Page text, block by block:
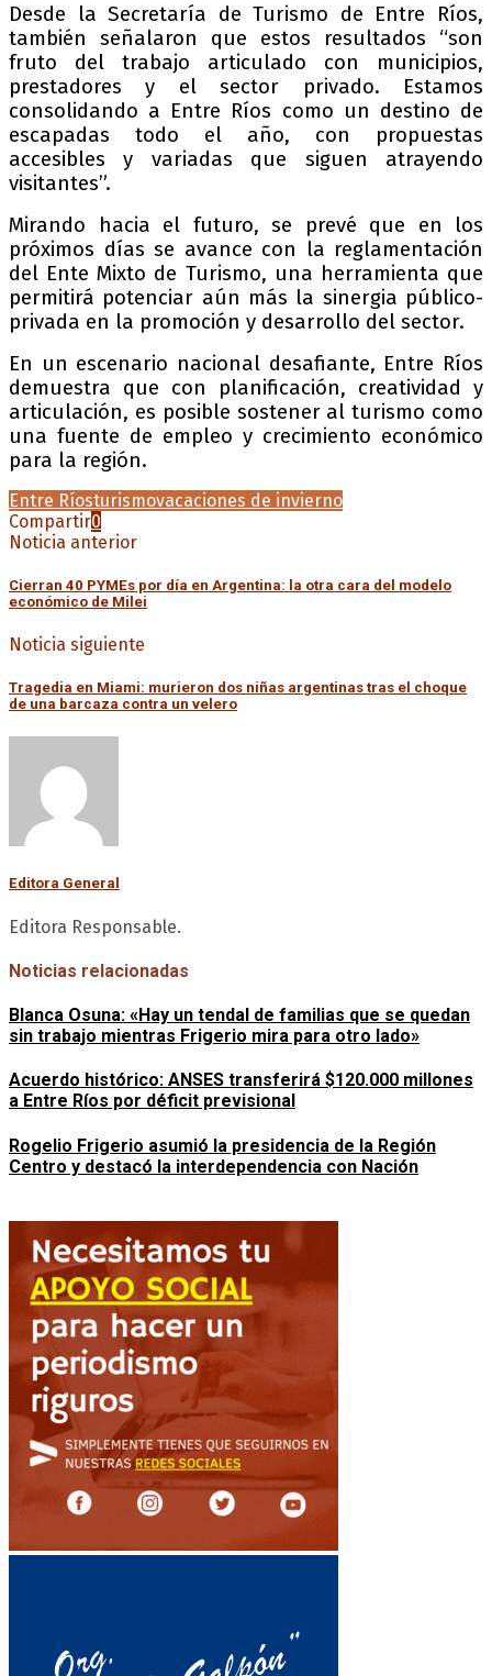
Desde la Secretaría de Turismo de Entre Ríos,
también señalaron que estos resultados “son
fruto del trabajo articulado con municipios,
prestadores y el sector privado. Estamos
consolidando a Entre Ríos como un destino de
escapadas todo el año, con propuestas
accesibles y variadas que siguen atrayendo
visitantes”.
Mirando hacia el futuro, se prevé que en los
próximos días se avance con la reglamentación
del Ente Mixto de Turismo, una herramienta que
permitirá potenciar aún más la sinergia público-
privada en la promoción y desarrollo del sector.
En un escenario nacional desafiante, Entre Ríos
demuestra que con planificación, creatividad y
articulación, es posible sostener al turismo como
una fuente de empleo y crecimiento económico
para la región.
Entre Ríosturismovacaciones de invierno
Compartir0
Noticia anterior
Cierran 40 PYMEs por día en Argentina: la otra cara del modelo
económico de Milei
Noticia siguiente
Tragedia en Miami: murieron dos niñas argentinas tras el choque
de una barcaza contra un velero
Editora General
Editora Responsable.
Noticias relacionadas
Blanca Osuna: «Hay un tendal de familias que se quedan
sin trabajo mientras Frigerio mira para otro lado»
Acuerdo histórico: ANSES transferirá $120.000 millones
a Entre Ríos por déficit previsional
Rogelio Frigerio asumió la presidencia de la Región
Centro y destacó la interdependencia con Nación